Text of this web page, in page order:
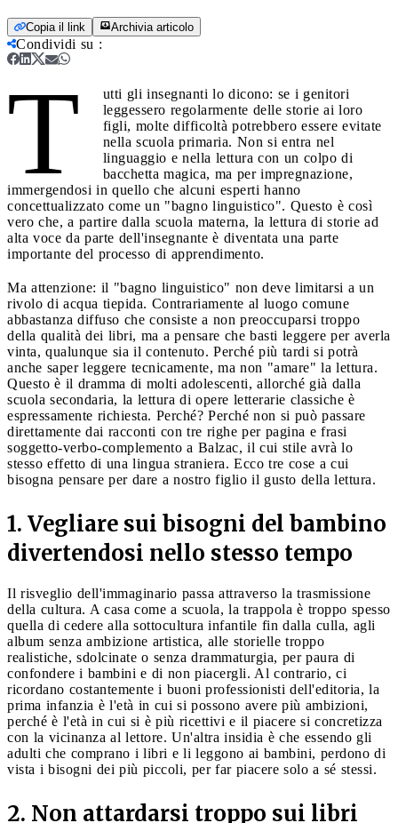
Copia il link Archivia articolo
Condividi su :
T
utti gli insegnanti lo dicono: se i genitori
leggessero regolarmente delle storie ai loro
figli, molte difficoltà potrebbero essere evitate
nella scuola primaria. Non si entra nel
linguaggio e nella lettura con un colpo di
bacchetta magica, ma per impregnazione,
immergendosi in quello che alcuni esperti hanno
concettualizzato come un "bagno linguistico". Questo è così
vero che, a partire dalla scuola materna, la lettura di storie ad
alta voce da parte dell'insegnante è diventata una parte
importante del processo di apprendimento.
Ma attenzione: il "bagno linguistico" non deve limitarsi a un
rivolo di acqua tiepida. Contrariamente al luogo comune
abbastanza diffuso che consiste a non preoccuparsi troppo
della qualità dei libri, ma a pensare che basti leggere per averla
vinta, qualunque sia il contenuto. Perché più tardi si potrà
anche saper leggere tecnicamente, ma non "amare" la lettura.
Questo è il dramma di molti adolescenti, allorché già dalla
scuola secondaria, la lettura di opere letterarie classiche è
espressamente richiesta. Perché? Perché non si può passare
direttamente dai racconti con tre righe per pagina e frasi
soggetto-verbo-complemento a Balzac, il cui stile avrà lo
stesso effetto di una lingua straniera. Ecco tre cose a cui
bisogna pensare per dare a nostro figlio il gusto della lettura.
1. Vegliare sui bisogni del bambino
divertendosi nello stesso tempo
Il risveglio dell'immaginario passa attraverso la trasmissione
della cultura. A casa come a scuola, la trappola è troppo spesso
quella di cedere alla sottocultura infantile fin dalla culla, agli
album senza ambizione artistica, alle storielle troppo
realistiche, sdolcinate o senza drammaturgia, per paura di
confondere i bambini e di non piacergli. Al contrario, ci
ricordano costantemente i buoni professionisti dell'editoria, la
prima infanzia è l'età in cui si possono avere più ambizioni,
perché è l'età in cui si è più ricettivi e il piacere si concretizza
con la vicinanza al lettore. Un'altra insidia è che essendo gli
adulti che comprano i libri e li leggono ai bambini, perdono di
vista i bisogni dei più piccoli, per far piacere solo a sé stessi.
2. Non attardarsi troppo sui libri